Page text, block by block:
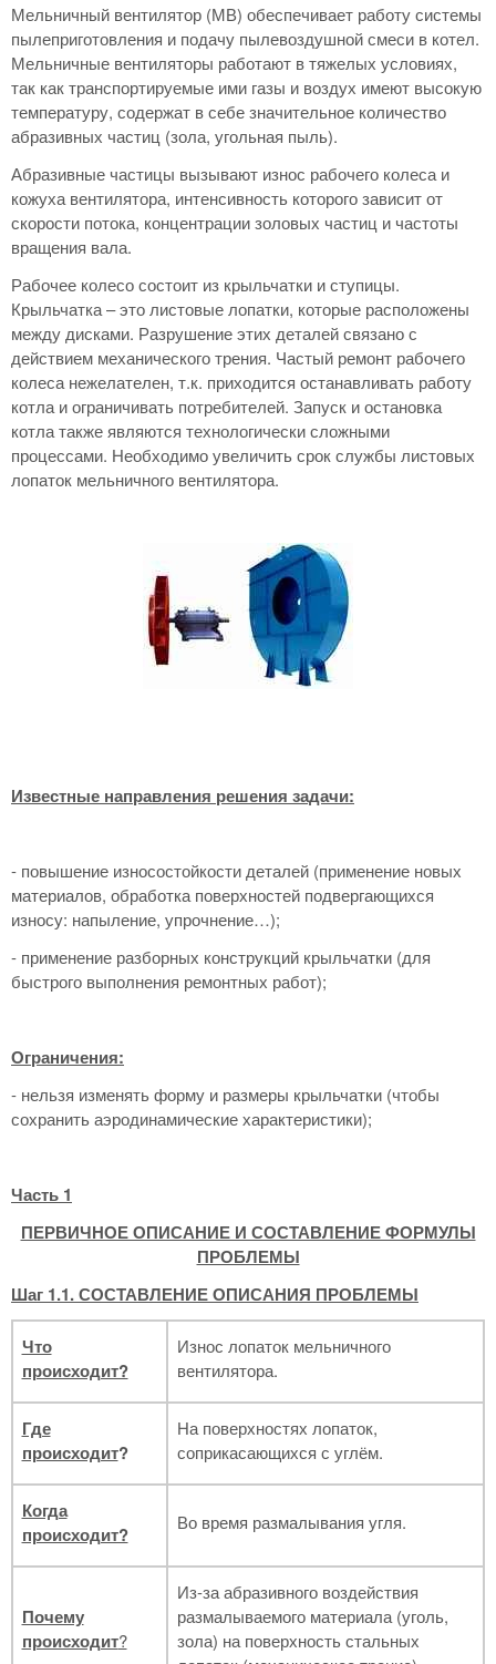
Мельничный вентилятор (МВ) обеспечивает работу системы
пылеприготовления и подачу пылевоздушной смеси в котел.
Мельничные вентиляторы работают в тяжелых условиях,
так как транспортируемые ими газы и воздух имеют высокую
температуру, содержат в себе значительное количество
абразивных частиц (зола, угольная пыль).
Абразивные частицы вызывают износ рабочего колеса и
кожуха вентилятора, интенсивность которого зависит от
скорости потока, концентрации золовых частиц и частоты
вращения вала.
Рабочее колесо состоит из крыльчатки и ступицы.
Крыльчатка – это листовые лопатки, которые расположены
между дисками. Разрушение этих деталей связано с
действием механического трения. Частый ремонт рабочего
колеса нежелателен, т.к. приходится останавливать работу
котла и ограничивать потребителей. Запуск и остановка
котла также являются технологически сложными
процессами. Необходимо увеличить срок службы листовых
лопаток мельничного вентилятора.
Известные направления решения задачи:
- повышение износостойкости деталей (применение новых
материалов, обработка поверхностей подвергающихся
износу: напыление, упрочнение…);
- применение разборных конструкций крыльчатки (для
быстрого выполнения ремонтных работ);
Ограничения:
- нельзя изменять форму и размеры крыльчатки (чтобы
сохранить аэродинамические характеристики);
Часть 1
ПЕРВИЧНОЕ ОПИСАНИЕ И СОСТАВЛЕНИЕ ФОРМУЛЫ
ПРОБЛЕМЫ
Шаг 1.1. СОСТАВЛЕНИЕ ОПИСАНИЯ ПРОБЛЕМЫ
Что
происходит?
Износ лопаток мельничного
вентилятора.
Где
происходит?
На поверхностях лопаток,
соприкасающихся с углём.
Когда
происходит?
Во время размалывания угля.
Почему
происходит?
Из-за абразивного воздействия
размалываемого материала (уголь,
зола) на поверхность стальных